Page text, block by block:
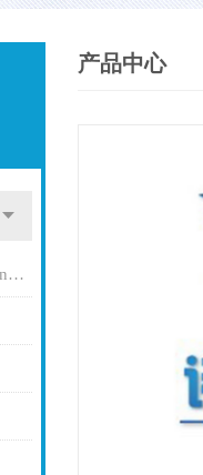
TOPO载体（TA/Blunt Cloning Kit）
产品中心